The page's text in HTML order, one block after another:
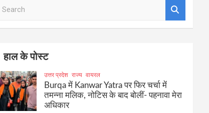
हाल के पोस्ट
उत्तर प्रदेश राज्य वायरल
Burqa में Kanwar Yatra पर फिर चर्चा में
तमन्ना मलिक, नोटिस के बाद बोलीं- पहनावा मेरा
अधिकार